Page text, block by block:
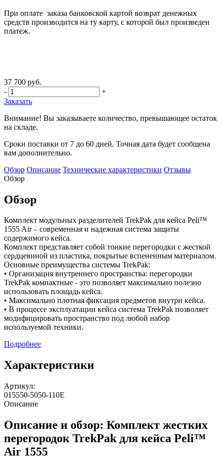
При оплате заказа банковской картой возврат денежных
средств производится на ту карту, с которой был произведен
платеж.
37 700 руб.
-
+
Заказать
Внимание! Вы заказываете количество, превышающее остаток
на складе.
Сроки поставки от 7 до 60 дней. Точная дата будет сообщена
вам дополнительно.
Обзор Описание Технические характеристики Отзывы
Обзор
Обзор
Комплект модульных разделителей TrekPak для кейса Peli™
1555 Air – современная и надежная система защиты
содержимого кейса.
Комплект представляет собой тонкие перегородки с жесткой
сердцевиной из пластика, покрытые вспененным материалом.
Основные преимущества системы TrekPak:
• Организация внутреннего пространства: перегородки
TrekPak компактные - это позволяет максимально полезно
использовать площадь кейса.
• Максимально плотная фиксация предметов внутри кейса.
• В процессе эксплуатации кейса система TrekPak позволяет
модифицировать пространство под любой набор
используемой техники.
Подробнее
Характеристики
Артикул:
015550-5050-110E
Описание
Описание и обзор: Комплект жестких
перегородок TrekPak для кейса Peli™
Air 1555